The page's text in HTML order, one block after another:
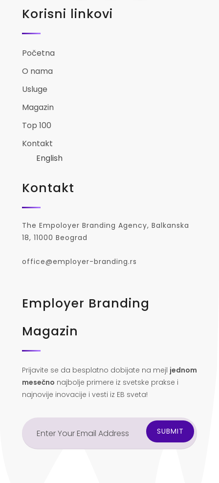
Korisni linkovi
Početna
O nama
Usluge
Magazin
Top 100
Kontakt
English
Kontakt
The Empoloyer Branding Agency, Balkanska
18, 11000 Beograd
office@employer-branding.rs
Employer Branding
Magazin
Prijavite se da besplatno dobijate na mejl jednom
mesečno najbolje primere iz svetske prakse i
najnovije inovacije i vesti iz EB sveta!